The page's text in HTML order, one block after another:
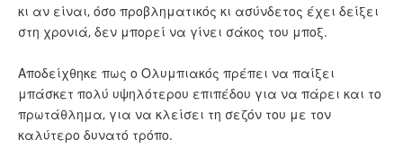
κι αν είναι, όσο προβληματικός κι ασύνδετος έχει δείξει
στη χρονιά, δεν μπορεί να γίνει σάκος του μποξ.
Αποδείχθηκε πως ο Ολυμπιακός πρέπει να παίξει
μπάσκετ πολύ υψηλότερου επιπέδου για να πάρει και το
πρωτάθλημα, για να κλείσει τη σεζόν του με τον
καλύτερο δυνατό τρόπο.